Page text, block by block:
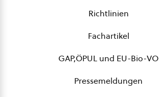
Richtlinien
Fachartikel
GAP,ÖPUL und EU-Bio-VO
Pressemeldungen